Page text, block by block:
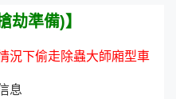
劫準備)】
況下偷走除蟲大師廂型車
息